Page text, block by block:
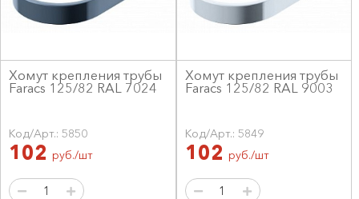
Хомут крепления трубы
Faracs 125/82 RAL 7024
Код/Арт.: 5850
102 руб./шт
Хомут крепления трубы
Faracs 125/82 RAL 9003
Код/Арт.: 5849
102 руб./шт